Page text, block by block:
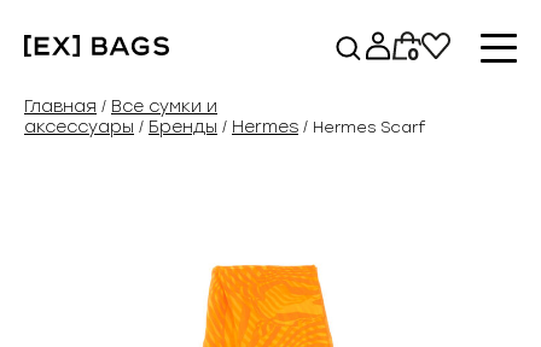
содержимому
0
Главная / Все сумки и
аксессуары / Бренды / Hermes / Hermes Scarf